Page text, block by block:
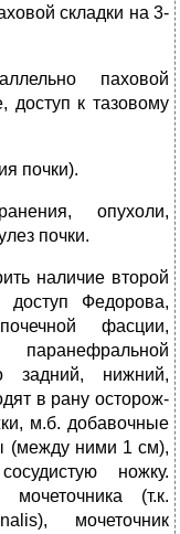
складки на 3-
паховой
к тазовому
почки).
опухоли,
почки.
наличие второй
доступ Федорова,
фасции,
задний, нижний,
в рану осторож­
м.б. добавочные
(между ними 1 см),
ножку.
(т.к.
мочеточник